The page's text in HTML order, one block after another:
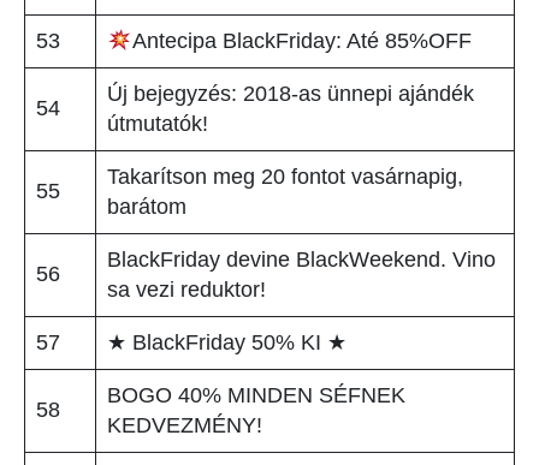
53 Antecipa BlackFriday: Até 85%OFF
54
Új bejegyzés: 2018-as ünnepi ajándék
útmutatók!
55
Takarítson meg 20 fontot vasárnapig,
barátom
56
BlackFriday devine BlackWeekend. Vino
sa vezi reduktor!
57 ★ BlackFriday 50% KI ★
58
BOGO 40% MINDEN SÉFNEK
KEDVEZMÉNY!